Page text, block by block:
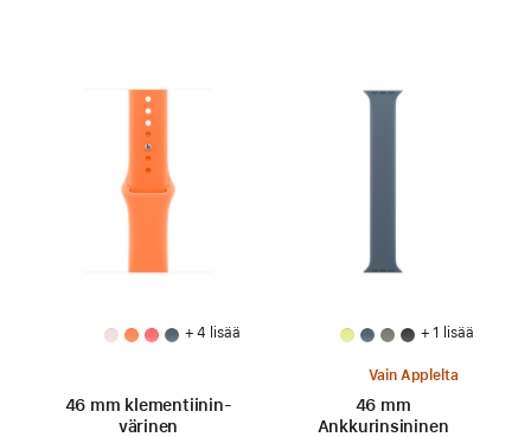
+ 4 lisää
46 mm klementiinin­
värinen
+ 1 lisää
Vain Applelta
46 mm
Ankkurinsininen